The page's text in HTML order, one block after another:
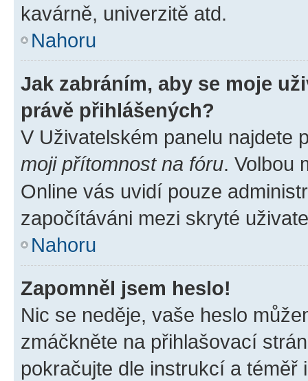
kavárně, univerzitě atd.
Nahoru
Jak zabráním, aby se moje
právě přihlášených?
V Uživatelském panelu najdete
moji přítomnost na fóru. Volbou
Online vás uvidí pouze
započítáváni mezi skryté
Nahoru
Zapomněl jsem heslo!
Nic se neděje, vaše heslo
zmáčkněte na přihlašovací
pokračujte dle instrukcí a téměř